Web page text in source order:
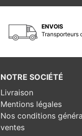
ENVOIS
Transporteurs
NOTRE SOCIÉTÉ
Livraison
Mentions légales
Nos conditions
ventes